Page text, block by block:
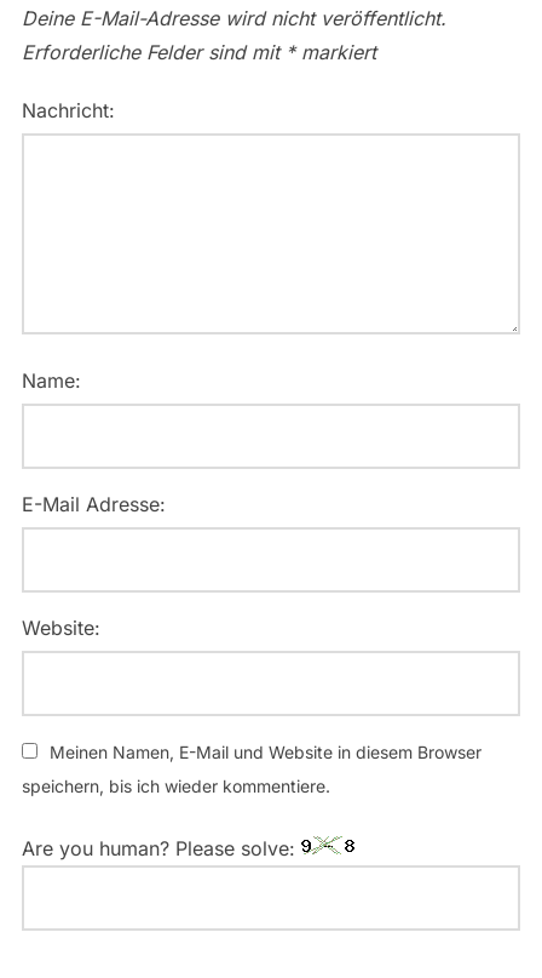
Deine E-Mail-Adresse wird nicht veröffentlicht.
Erforderliche Felder sind mit *markiert
Nachricht:
Name:
E-Mail Adresse:
Website:
Meinen Namen, E-Mail und Website in diesem Browser
speichern, bis ich wieder kommentiere.
Are you human? Please solve: